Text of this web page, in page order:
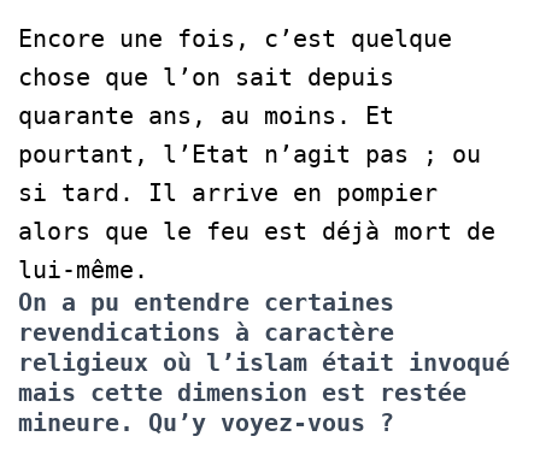
Encore une fois, c’est quelque
chose que l’on sait depuis
quarante ans, au moins. Et
pourtant, l’Etat n’agit pas ; ou
si tard. Il arrive en pompier
alors que le feu est déjà mort de
lui-même.
On a pu entendre certaines
revendications à caractère
religieux où l’islam était invoqué
mais cette dimension est restée
mineure. Qu’y voyez-vous ?